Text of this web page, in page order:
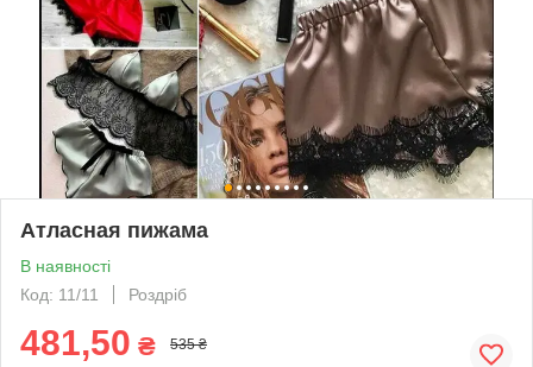
Атласная пижама
В наявності
Код: 11/11
Роздріб
481,50 ₴ 535 ₴